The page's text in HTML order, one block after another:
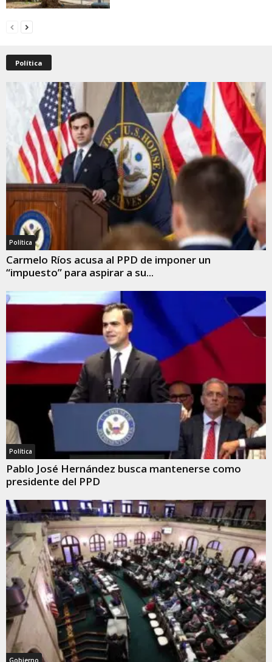
Política
Política
Carmelo Ríos acusa al PPD de imponer un
“impuesto” para aspirar a su...
Política
Pablo José Hernández busca mantenerse como
presidente del PPD
Gobierno